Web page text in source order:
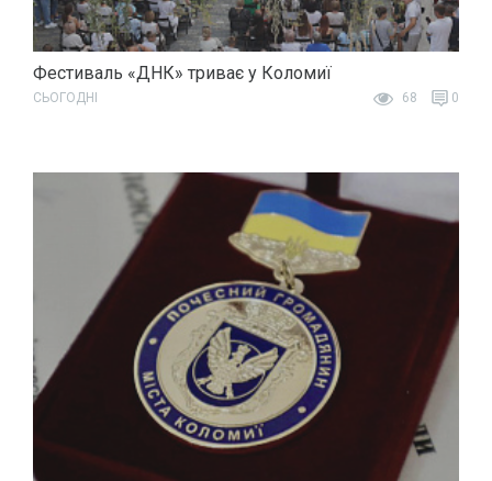
Фестиваль «ДНК» триває у Коломиї
СЬОГОДНІ 68 0